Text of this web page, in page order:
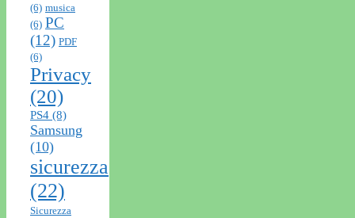
(6) musica
(6) PC
(12) PDF
(6)
Privacy
(20)
PS4 (8)
Samsung
(10)
sicurezza
(22)
Sicurezza